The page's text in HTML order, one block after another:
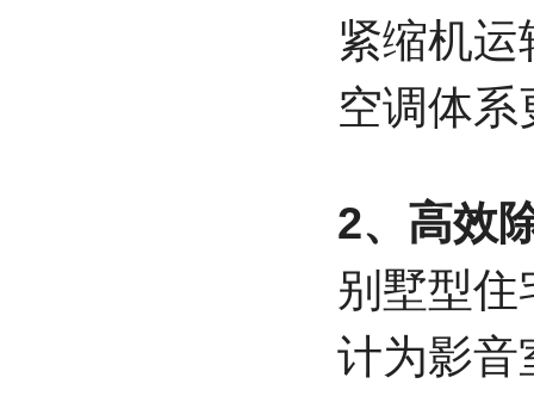
紧缩机
空调体
2、高效
别墅型住
计为影音